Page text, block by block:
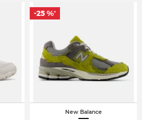
New Balance
-25 %*